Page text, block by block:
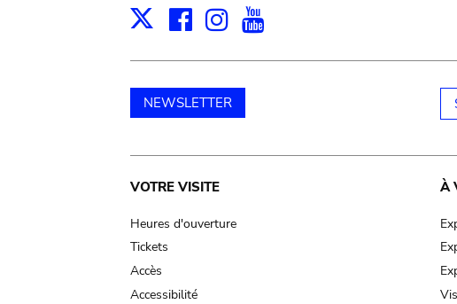
X Facebook
Instagram
NEWSLETTER
Main
navigation
VOTRE VISITE
Heures d'ouverture
Tickets
Accès
Accessibilité
À